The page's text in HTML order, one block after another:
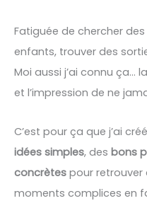
Fatiguée de chercher
enfants, trouver des
Moi aussi j’ai connu ça…
et l’impression de ne
C’est pour ça que j’ai
idées simples, des bons
concrètes pour retrouver
moments complices en